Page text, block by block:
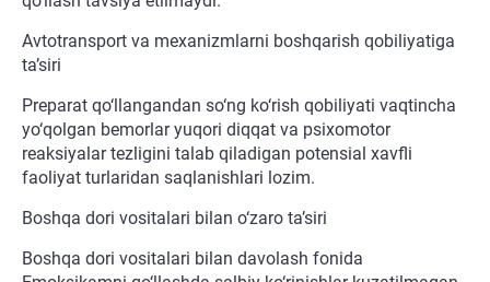
Avtotransport va mexanizmlarni boshqarish qobiliyatiga
ta’siri
Preparat qo‘llangandan so‘ng ko‘rish qobiliyati vaqtincha
yo‘qolgan bemorlar yuqori diqqat va psixomotor
reaksiyalar tezligini talab qiladigan potensial xavfli
faoliyat turlaridan saqlanishlari lozim.
Boshqa dori vositalari bilan o‘zaro ta’siri
Boshqa dori vositalari bilan davolash fonida